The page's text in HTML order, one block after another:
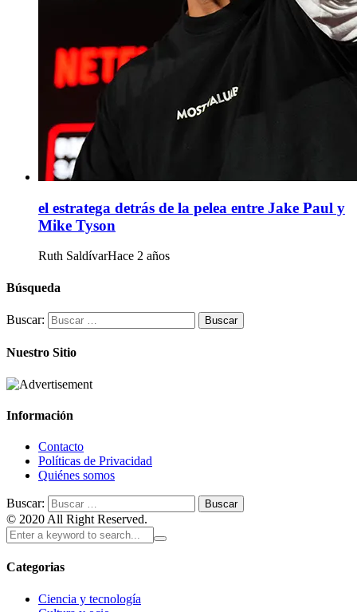
el estratega detrás de la pelea entre Jake Paul y
Mike Tyson
Ruth SaldívarHace 2 años
Búsqueda
Buscar:
Nuestro Sitio
Información
Contacto
Políticas de Privacidad
Quiénes somos
Buscar:
© 2020 All Right Reserved.
Categorias
Ciencia y tecnología